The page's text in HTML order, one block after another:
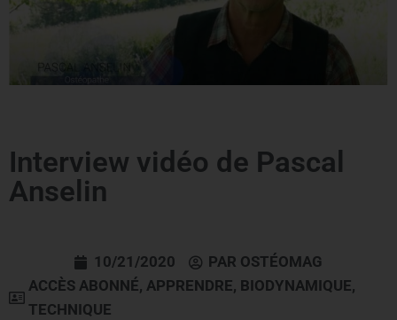
Interview vidéo de Pascal
Anselin
10/21/2020 PAR OSTÉOMAG
ACCÈS ABONNÉ, APPRENDRE, BIODYNAMIQUE,
TECHNIQUE